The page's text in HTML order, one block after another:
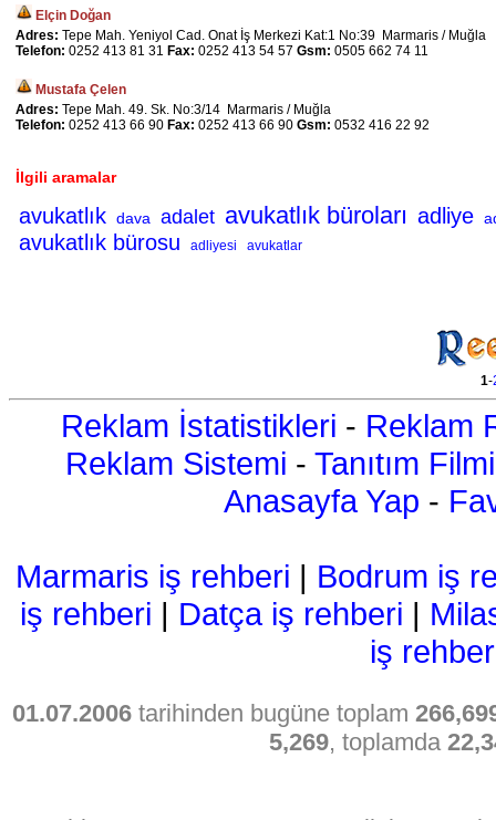
Elçin Doğan
Adres: Tepe Mah. Yeniyol Cad. Onat İş Merkezi Kat:1 No:39 Marmaris / Muğla
Telefon: 0252 413 81 31 Fax: 0252 413 54 57 Gsm: 0505 662 74 11
Mustafa Çelen
Adres: Tepe Mah. 49. Sk. No:3/14 Marmaris / Muğla
Telefon: 0252 413 66 90 Fax: 0252 413 66 90 Gsm: 0532 416 22 92
İlgili aramalar
avukatlık dava adalet avukatlık büroları adliye
avukatlık bürosu adliyesi avukatlar
1-
Reklam İstatistikleri - Reklam
Reklam Sistemi - Tanıtım Filmi
Anasayfa Yap -
Marmaris iş rehberi | Bodrum iş
iş rehberi | Datça iş rehberi |
iş
01.07.2006 tarihinden bugüne toplam
5,269, toplamda